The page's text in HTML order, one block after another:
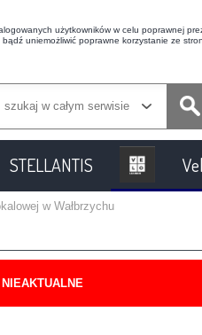
użytkowników w celu poprawnej
uniemożliwić poprawne korzystanie ze
szukaj w całym serwisie
STELLANTIS
w Wałbrzychu